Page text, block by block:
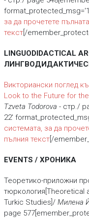
за да прочетете
текст[/
LINGUODIDACTICAL
Викториански поглед
Look to the Future for
Tzveta Todorova - стр./
22'
системата, за да
пълния текст[/
EVENTS / ХРОНИКА
Теоретико-приложни
тюркология[Theoretical
Turkic Studies]/ Милена
page